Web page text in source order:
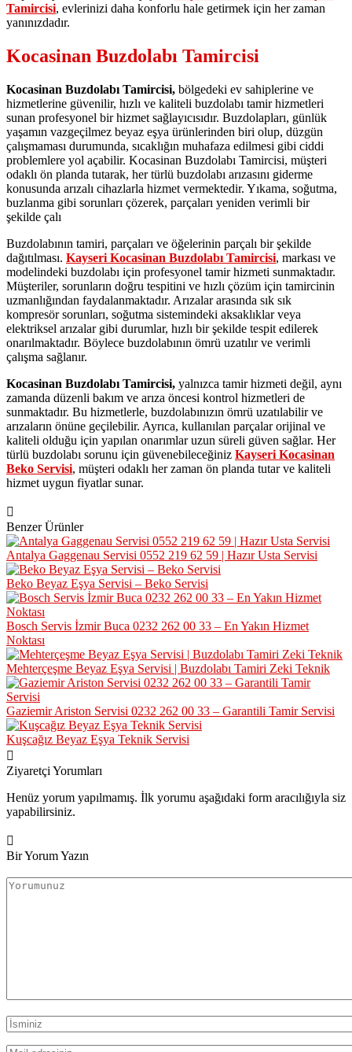
Tamircisi, evlerinizi daha konforlu hale getirmek için her zaman
yanınızdadır.
Kocasinan Buzdolabı Tamircisi
Kocasinan Buzdolabı Tamircisi, bölgedeki ev sahiplerine ve
hizmetlerine güvenilir, hızlı ve kaliteli buzdolabı tamir hizmetleri
sunan profesyonel bir hizmet sağlayıcısıdır. Buzdolapları, günlük
yaşamın vazgeçilmez beyaz eşya ürünlerinden biri olup, düzgün
çalışmaması durumunda, sıcaklığın muhafaza edilmesi gibi ciddi
problemlere yol açabilir. Kocasinan Buzdolabı Tamircisi, müşteri
odaklı ön planda tutarak, her türlü buzdolabı arızasını giderme
konusunda arızalı cihazlarla hizmet vermektedir. Yıkama, soğutma,
buzlanma gibi sorunları çözerek, parçaları yeniden verimli bir
şekilde çalı
Buzdolabının tamiri, parçaları ve öğelerinin parçalı bir şekilde
dağıtılması. Kayseri Kocasinan Buzdolabı Tamircisi, markası ve
modelindeki buzdolabı için profesyonel tamir hizmeti sunmaktadır.
Müşteriler, sorunların doğru tespitini ve hızlı çözüm için tamircinin
uzmanlığından faydalanmaktadır. Arızalar arasında sık sık
kompresör sorunları, soğutma sistemindeki aksaklıklar veya
elektriksel arızalar gibi durumlar, hızlı bir şekilde tespit edilerek
onarılmaktadır. Böylece buzdolabının ömrü uzatılır ve verimli
çalışma sağlanır.
Kocasinan Buzdolabı Tamircisi, yalnızca tamir hizmeti değil, aynı
zamanda düzenli bakım ve arıza öncesi kontrol hizmetleri de
sunmaktadır. Bu hizmetlerle, buzdolabınızın ömrü uzatılabilir ve
arızaların önüne geçilebilir. Ayrıca, kullanılan parçalar orijinal ve
kaliteli olduğu için yapılan onarımlar uzun süreli güven sağlar. Her
türlü buzdolabı sorunu için güvenebileceğiniz Kayseri Kocasinan
Beko Servisi, müşteri odaklı her zaman ön planda tutar ve kaliteli
hizmet uygun fiyatlar sunar.
Benzer Ürünler
Antalya Gaggenau Servisi 0552 219 62 59 | Hazır Usta Servisi
Beko Beyaz Eşya Servisi – Beko Servisi
Bosch Servis İzmir Buca 0232 262 00 33 – En Yakın Hizmet
Noktası
Mehterçeşme Beyaz Eşya Servisi | Buzdolabı Tamiri Zeki Teknik
Gaziemir Ariston Servisi 0232 262 00 33 – Garantili Tamir Servisi
Kuşcağız Beyaz Eşya Teknik Servisi
Ziyaretçi Yorumları
Henüz yorum yapılmamış. İlk yorumu aşağıdaki form aracılığıyla siz
yapabilirsiniz.
Bir Yorum Yazın